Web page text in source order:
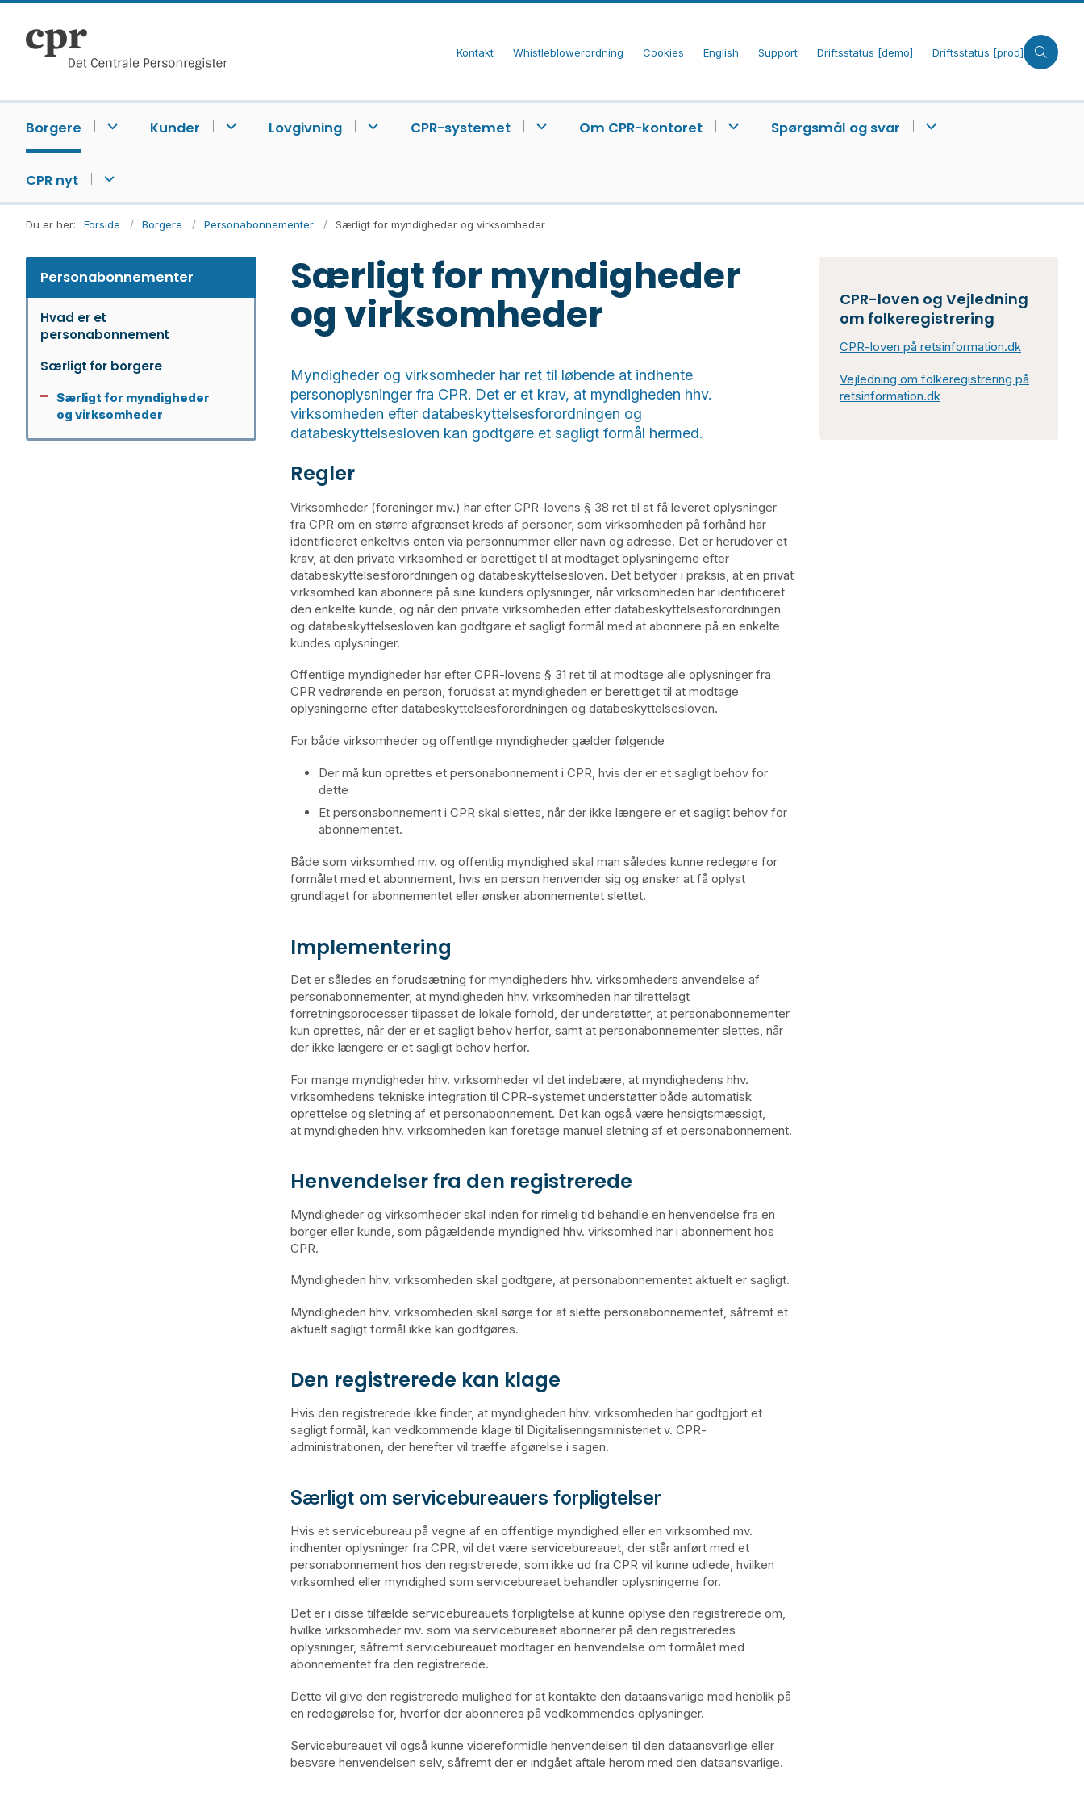
Kontakt Whistleblowerordning Cookies English Support Driftsstatus [demo] Driftsstatus [prod]
Borgere Kunder Lovgivning CPR-systemet Om CPR-kontoret Spørgsmål og svar
CPR nyt
Du er her: Forside Borgere Personabonnementer Særligt for myndigheder og virksomheder
Personabonnementer
Hvad er et
personabonnement
Særligt for borgere
Særligt for myndigheder
og virksomheder
Særligt for myndigheder
og virksomheder
Myndigheder og virksomheder har ret til løbende at indhente
personoplysninger fra CPR. Det er et krav, at myndigheden hhv.
virksomheden efter databeskyttelsesforordningen og
databeskyttelsesloven kan godtgøre et sagligt formål hermed.
Regler
Virksomheder (foreninger mv.) har efter CPR-lovens § 38 ret til at få leveret oplysninger
fra CPR om en større afgrænset kreds af personer, som virksomheden på forhånd har
identificeret enkeltvis enten via personnummer eller navn og adresse. Det er herudover et
krav, at den private virksomhed er berettiget til at modtaget oplysningerne efter
databeskyttelsesforordningen og databeskyttelsesloven. Det betyder i praksis, at en privat
virksomhed kan abonnere på sine kunders oplysninger, når virksomheden har identificeret
den enkelte kunde, og når den private virksomheden efter databeskyttelsesforordningen
og databeskyttelsesloven kan godtgøre et sagligt formål med at abonnere på en enkelte
kundes oplysninger.
Offentlige myndigheder har efter CPR-lovens § 31 ret til at modtage alle oplysninger fra
CPR vedrørende en person, forudsat at myndigheden er berettiget til at modtage
oplysningerne efter databeskyttelsesforordningen og databeskyttelsesloven.
For både virksomheder og offentlige myndigheder gælder følgende
Der må kun oprettes et personabonnement i CPR, hvis der er et sagligt behov for
dette
Et personabonnement i CPR skal slettes, når der ikke længere er et sagligt behov for
abonnementet.
Både som virksomhed mv. og offentlig myndighed skal man således kunne redegøre for
formålet med et abonnement, hvis en person henvender sig og ønsker at få oplyst
grundlaget for abonnementet eller ønsker abonnementet slettet.
Implementering
Det er således en forudsætning for myndigheders hhv. virksomheders anvendelse af
personabonnementer, at myndigheden hhv. virksomheden har tilrettelagt
forretningsprocesser tilpasset de lokale forhold, der understøtter, at personabonnementer
kun oprettes, når der er et sagligt behov herfor, samt at personabonnementer slettes, når
der ikke længere er et sagligt behov herfor.
For mange myndigheder hhv. virksomheder vil det indebære, at myndighedens hhv.
virksomhedens tekniske integration til CPR-systemet understøtter både automatisk
oprettelse og sletning af et personabonnement. Det kan også være hensigtsmæssigt,
at myndigheden hhv. virksomheden kan foretage manuel sletning af et personabonnement.
Henvendelser fra den registrerede
Myndigheder og virksomheder skal inden for rimelig tid behandle en henvendelse fra en
borger eller kunde, som pågældende myndighed hhv. virksomhed har i abonnement hos
CPR.
Myndigheden hhv. virksomheden skal godtgøre, at personabonnementet aktuelt er sagligt.
Myndigheden hhv. virksomheden skal sørge for at slette personabonnementet, såfremt et
aktuelt sagligt formål ikke kan godtgøres.
Den registrerede kan klage
Hvis den registrerede ikke finder, at myndigheden hhv. virksomheden har godtgjort et
sagligt formål, kan vedkommende klage til Digitaliseringsministeriet v. CPR-
administrationen, der herefter vil træffe afgørelse i sagen.
Særligt om servicebureauers forpligtelser
Hvis et servicebureau på vegne af en offentlige myndighed eller en virksomhed mv.
indhenter oplysninger fra CPR, vil det være servicebureauet, der står anført med et
personabonnement hos den registrerede, som ikke ud fra CPR vil kunne udlede, hvilken
virksomhed eller myndighed som servicebureaet behandler oplysningerne for.
Det er i disse tilfælde servicebureauets forpligtelse at kunne oplyse den registrerede om,
hvilke virksomheder mv. som via servicebureaet abonnerer på den registreredes
oplysninger, såfremt servicebureauet modtager en henvendelse om formålet med
abonnementet fra den registrerede.
Dette vil give den registrerede mulighed for at kontakte den dataansvarlige med henblik på
en redegørelse for, hvorfor der abonneres på vedkommendes oplysninger.
Servicebureauet vil også kunne videreformidle henvendelsen til den dataansvarlige eller
besvare henvendelsen selv, såfremt der er indgået aftale herom med den dataansvarlige.
CPR-loven og Vejledning
om folkeregistrering
CPR-loven på retsinformation.dk
Vejledning om folkeregistrering på
retsinformation.dk